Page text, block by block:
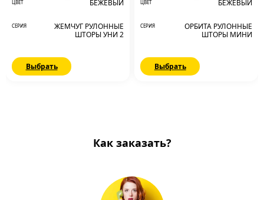
ЦВЕТ БЕЖЕВЫЙ
СЕРИЯ
ЖЕМЧУГ РУЛОННЫЕ
ШТОРЫ УНИ 2
Выбрать
ЦВЕТ БЕЖЕВЫЙ
СЕРИЯ
ОРБИТА РУЛОННЫЕ
ШТОРЫ МИНИ
Выбрать
Как заказать?